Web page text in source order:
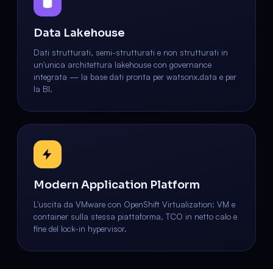
Data Lakehouse
Dati strutturati, semi-strutturati e non strutturati in
un'unica architettura lakehouse con governance
integrata — la base dati pronta per watsonx.data e per
la BI.
Modern Application Platform
L'uscita da VMware con OpenShift Virtualization: VM e
container sulla stessa piattaforma, TCO in netto calo e
fine del lock-in hypervisor.